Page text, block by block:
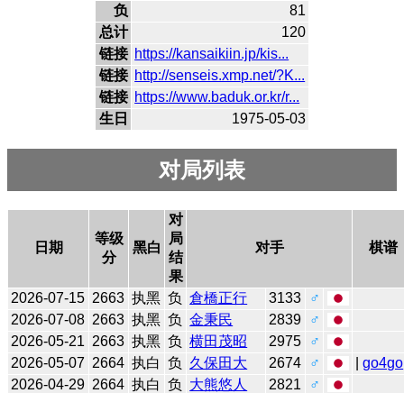
负
81
总计
120
链接 https://kansaikiin.jp/kis...
链接 http://senseis.xmp.net/?K...
链接 https://www.baduk.or.kr/r...
生日
1975-05-03
对局列表
日期
等级
分
黑白
对
局
结
果
对手 棋谱
2026-07-15 2663 执黑 负 倉橋正行 3133
♂
2026-07-08 2663 执黑 负 金秉民 2839
♂
2026-05-21 2663 执黑 负 横田茂昭 2975
♂
2026-05-07 2664 执白 负 久保田大 2674 ♂ |go4go
2026-04-29 2664 执白 负 大熊悠人 2821
♂